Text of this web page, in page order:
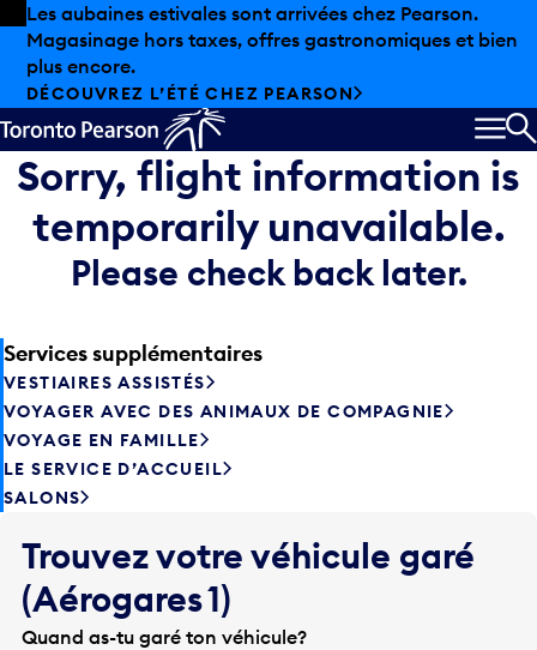
Skip to offers
Passer au contenu principal
Les aubaines estivales sont arrivées chez Pearson.
Magasinage hors taxes, offres gastronomiques et bien
plus encore.
DÉCOUVREZ L’ÉTÉ CHEZ PEARSON
Sorry, flight information is
temporarily unavailable.
Please check back later.
Services supplémentaires
VESTIAIRES ASSISTÉS
VOYAGER AVEC DES ANIMAUX DE COMPAGNIE
VOYAGE EN FAMILLE
LE SERVICE D’ACCUEIL
SALONS
Trouvez votre véhicule garé
(Aérogares 1)
Quand as-tu garé ton véhicule?